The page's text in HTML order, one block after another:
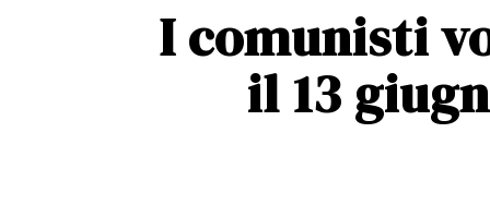
I comunisti
il 13